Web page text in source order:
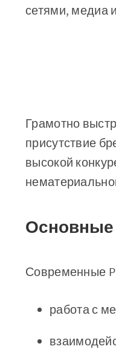
сетями, медиа
Грамотно
присутствие
высокой
Основные
Современные
работа с